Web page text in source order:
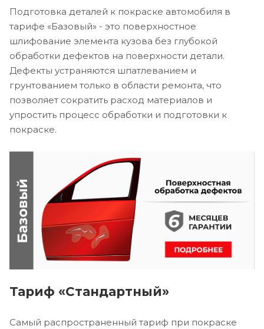
Подготовка деталей к покраске автомобиля в
тарифе «Базовый» - это поверхностное
шлифование элемента кузова без глубокой
обработки дефектов на поверхности детали.
Дефекты устраняются шпатлеванием и
грунтованием только в области ремонта, что
позволяет сократить расход материалов и
упростить процесс обработки и подготовки к
покраске.
Тариф «Стандартный»
Самый распространенный тариф при покраске